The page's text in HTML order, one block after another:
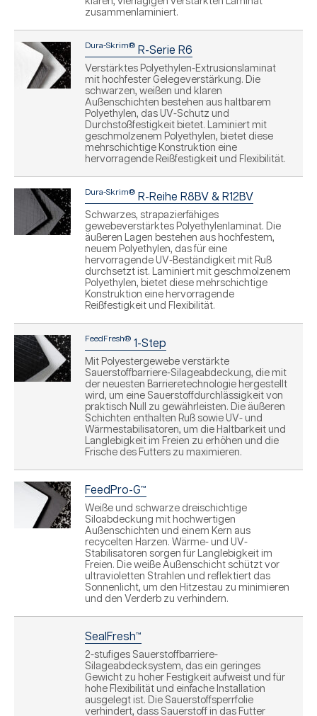
zusammenlaminiert.
Dura-Skrim® R-Serie R6
Verstärktes Polyethylen-Extrusionslaminat
mit hochfester Gelegeverstärkung. Die
schwarzen, weißen und klaren
Außenschichten bestehen aus haltbarem
Polyethylen, das UV-Schutz und
Durchstoßfestigkeit bietet. Laminiert mit
geschmolzenem Polyethylen, bietet diese
mehrschichtige Konstruktion eine
hervorragende Reißfestigkeit und Flexibilität.
Dura-Skrim® R-Reihe R8BV & R12BV
Schwarzes, strapazierfähiges
gewebeverstärktes Polyethylenlaminat. Die
äußeren Lagen bestehen aus hochfestem,
neuem Polyethylen, das für eine
hervorragende UV-Beständigkeit mit Ruß
durchsetzt ist. Laminiert mit geschmolzenem
Polyethylen, bietet diese mehrschichtige
Konstruktion eine hervorragende
Reißfestigkeit und Flexibilität.
FeedFresh® 1-Step
Mit Polyestergewebe verstärkte
Sauerstoffbarriere-Silageabdeckung, die mit
der neuesten Barrieretechnologie hergestellt
wird, um eine Sauerstoffdurchlässigkeit von
praktisch Null zu gewährleisten. Die äußeren
Schichten enthalten Ruß sowie UV- und
Wärmestabilisatoren, um die Haltbarkeit und
Langlebigkeit im Freien zu erhöhen und die
Frische des Futters zu maximieren.
FeedPro-G™
Weiße und schwarze dreischichtige
Siloabdeckung mit hochwertigen
Außenschichten und einem Kern aus
recycelten Harzen. Wärme- und UV-
Stabilisatoren sorgen für Langlebigkeit im
Freien. Die weiße Außenschicht schützt vor
ultravioletten Strahlen und reflektiert das
Sonnenlicht, um den Hitzestau zu minimieren
und den Verderb zu verhindern.
SealFresh™
2-stufiges Sauerstoffbarriere-
Silageabdecksystem, das ein geringes
Gewicht zu hoher Festigkeit aufweist und für
hohe Flexibilität und einfache Installation
ausgelegt ist. Die Sauerstoffsperrfolie
verhindert, dass Sauerstoff in das Futter